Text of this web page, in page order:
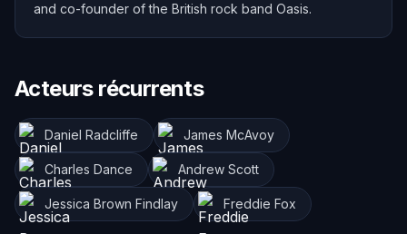
and co-founder of the British rock band Oasis.
Acteurs récurrents
Daniel Radcliffe James McAvoy
Charles Dance Andrew Scott
Jessica Brown Findlay Freddie Fox